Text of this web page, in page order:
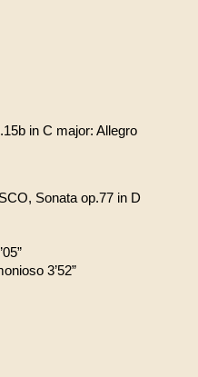
in C major: Allegro
Sonata op.77 in D
3’52”